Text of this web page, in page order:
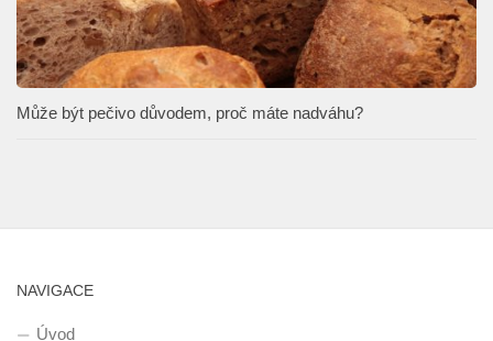
Může být pečivo důvodem, proč máte nadváhu?
NAVIGACE
Úvod